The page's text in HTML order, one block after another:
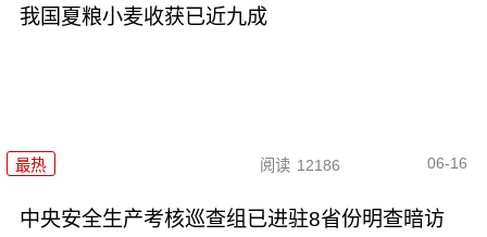
我国夏粮小麦收获已近九成
最热 阅读 12186 06-16
中央安全生产考核巡查组已进驻8省份明查暗访